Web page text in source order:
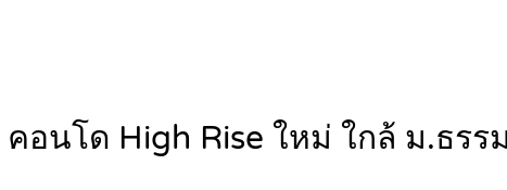
อนโด High Rise ใหม่ ใกล้ ม.ธร